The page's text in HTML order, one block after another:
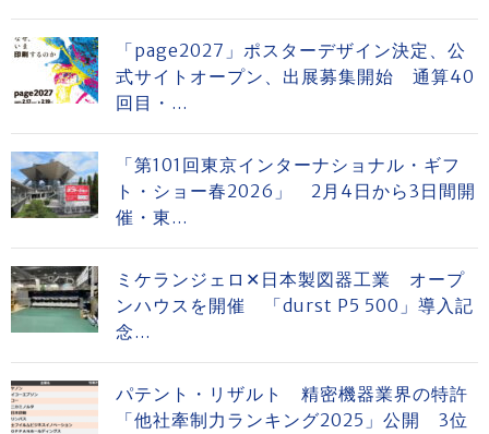
「page2027」ポスターデザイン決定、公
式サイトオープン、出展募集開始 通算40
回目・...
「第101回東京インターナショナル・ギフ
ト・ショー春2026」 2月4日から3日間開
催・東...
ミケランジェロ✕日本製図器工業 オープ
ンハウスを開催 「durst P5 500」導入記
念...
パテント・リザルト 精密機器業界の特許
「他社牽制力ランキング2025」公開 3位